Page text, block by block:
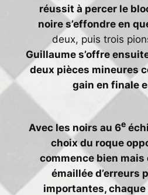
réussit à percer le
noire s’effondre en
deux, puis trois
Guillaume s’offre
deux pièces mineures
gain en finale
Avec les noirs au 6e
choix du roque
commence bien
émaillée d’erreurs
importantes,